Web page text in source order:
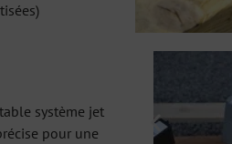
système jet
pour une